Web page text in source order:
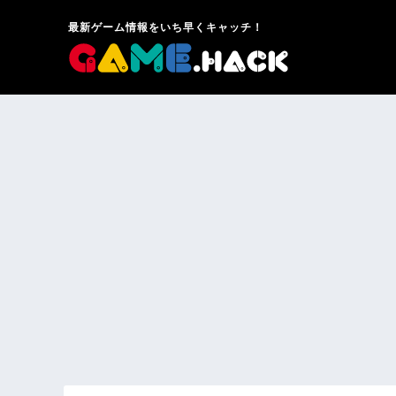
最新ゲーム情報をいち早くキャッチ！